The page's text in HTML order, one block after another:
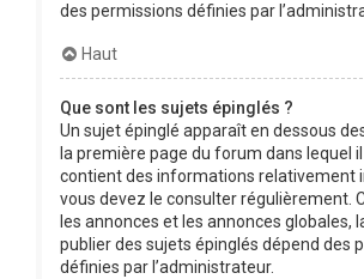
des permissions définies par
Haut
Que sont les sujets épinglés ?
Un sujet épinglé apparaît en dessous
la première page du forum dans lequel il
contient des informations relativement
vous devez le consulter régulièrement.
les annonces et les annonces globales,
publier des sujets épinglés dépend des
définies par l’administrateur.